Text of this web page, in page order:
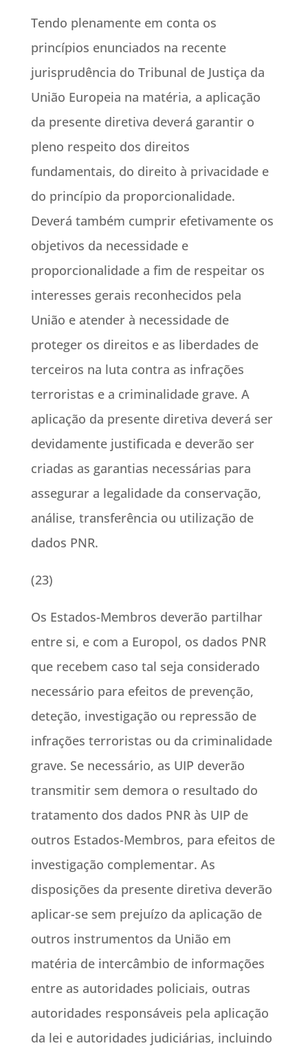
Tendo plenamente em conta os
princípios enunciados na recente
jurisprudência do Tribunal de Justiça da
União Europeia na matéria, a aplicação
da presente diretiva deverá garantir o
pleno respeito dos direitos
fundamentais, do direito à privacidade e
do princípio da proporcionalidade.
Deverá também cumprir efetivamente os
objetivos da necessidade e
proporcionalidade a fim de respeitar os
interesses gerais reconhecidos pela
União e atender à necessidade de
proteger os direitos e as liberdades de
terceiros na luta contra as infrações
terroristas e a criminalidade grave. A
aplicação da presente diretiva deverá ser
devidamente justificada e deverão ser
criadas as garantias necessárias para
assegurar a legalidade da conservação,
análise, transferência ou utilização de
dados PNR.
(23)
Os Estados-Membros deverão partilhar
entre si, e com a Europol, os dados PNR
que recebem caso tal seja considerado
necessário para efeitos de prevenção,
deteção, investigação ou repressão de
infrações terroristas ou da criminalidade
grave. Se necessário, as UIP deverão
transmitir sem demora o resultado do
tratamento dos dados PNR às UIP de
outros Estados-Membros, para efeitos de
investigação complementar. As
disposições da presente diretiva deverão
aplicar-se sem prejuízo da aplicação de
outros instrumentos da União em
matéria de intercâmbio de informações
entre as autoridades policiais, outras
autoridades responsáveis pela aplicação
da lei e autoridades judiciárias, incluindo